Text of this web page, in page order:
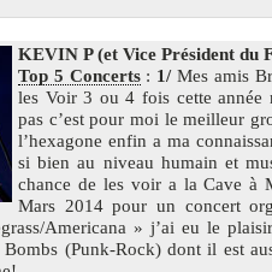
KEVIN P (et Vice Président du
Top 5 Concerts: 1/Mes amis
les Voir 3 ou 4 fois cette année
pas c’est pour moi le meilleur
l’hexagone enfin a ma
si bien au niveau humain et
chance de les voir a la Cave à
Mars 2014 pour un concert
Americana » j’ai eu le
(Punk-Rock) dont il est